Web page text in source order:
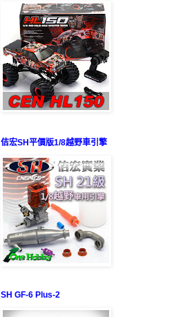
佶宏SH平價版1/8越野車引擎
SH GF-6 Plus-2